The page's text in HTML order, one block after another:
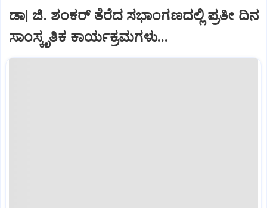
ಡಾ| ಜಿ. ಶಂಕರ್‌ ತೆರೆದ ಸಭಾಂಗಣದಲ್ಲಿ ಪ್ರತೀ ದಿನ
ಸಾಂಸ್ಕೃತಿಕ ಕಾರ್ಯಕ್ರಮಗಳು...